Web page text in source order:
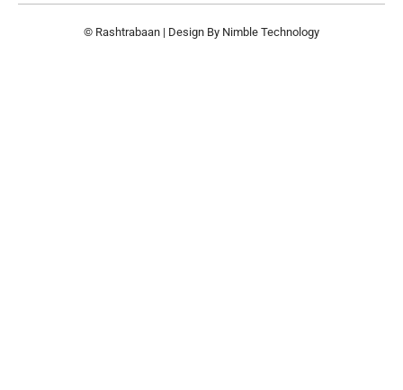
© Rashtrabaan | Design By Nimble Technology